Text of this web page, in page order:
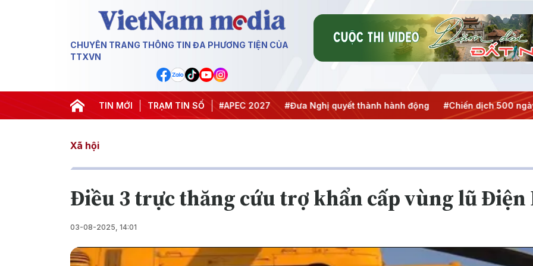
CHUYÊN TRANG THÔNG TIN ĐA PHƯƠNG TIỆN CỦA
TTXVN
TIN MỚI TRẠM TIN SỐ
#Hội nghị Trung ương 3 #APEC 2027 #Đưa Nghị quyết thành hành động #Chiến dịch 500 ngày đêm
Xã hội
Điều 3 trực thăng cứu trợ khẩn cấp vùng lũ Điện
03-08-2025, 14:01